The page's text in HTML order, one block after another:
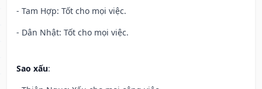
- Tam Hợp: Tốt cho mọi việc.
- Dân Nhật: Tốt cho mọi việc.
Sao xấu: